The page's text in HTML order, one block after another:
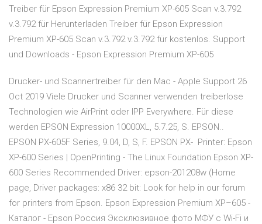
Treiber für Epson Expression Premium XP-605 Scan v.3.792
v.3.792 für Herunterladen Treiber für Epson Expression
Premium XP-605 Scan v.3.792 v.3.792 für kostenlos. Support
und Downloads - Epson Expression Premium XP-605
Drucker- und Scannertreiber für den Mac - Apple Support 26
Oct 2019 Viele Drucker und Scanner verwenden treiberlose
Technologien wie AirPrint oder IPP Everywhere. Für diese
werden EPSON Expression 10000XL, 5.7.25, S. EPSON..
EPSON PX-605F Series, 9.04, D, S, F. EPSON PX- Printer: Epson
XP-600 Series | OpenPrinting - The Linux Foundation Epson XP-
600 Series Recommended Driver: epson-201208w (Home
page, Driver packages: x86 32 bit: Look for help in our forum
for printers from Epson. Epson Expression Premium XP–605 -
Каталог - Epson Россия Эксклюзивное фото МФУ с Wi-Fi и